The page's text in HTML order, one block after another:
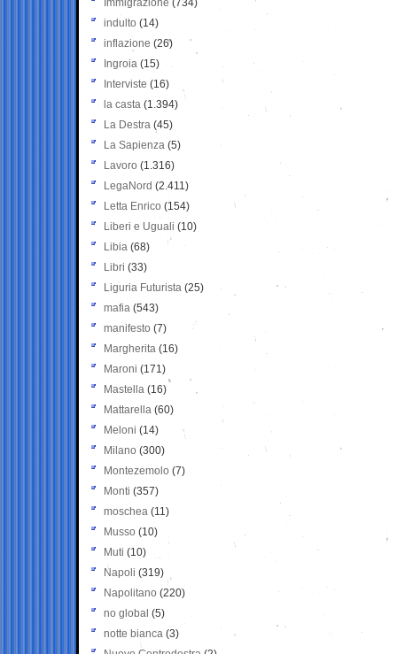
Immigrazione (734)
indulto (14)
inflazione (26)
Ingroia (15)
Interviste (16)
la casta (1.394)
La Destra (45)
La Sapienza (5)
Lavoro (1.316)
LegaNord (2.411)
Letta Enrico (154)
Liberi e Uguali (10)
Libia (68)
Libri (33)
Liguria Futurista (25)
mafia (543)
manifesto (7)
Margherita (16)
Maroni (171)
Mastella (16)
Mattarella (60)
Meloni (14)
Milano (300)
Montezemolo (7)
Monti (357)
moschea (11)
Musso (10)
Muti (10)
Napoli (319)
Napolitano (220)
no global (5)
notte bianca (3)